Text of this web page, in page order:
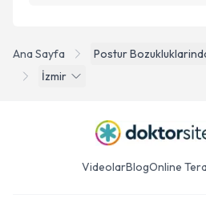
Ana Sayfa
Postur
İzmir
VideolarBlogOnline